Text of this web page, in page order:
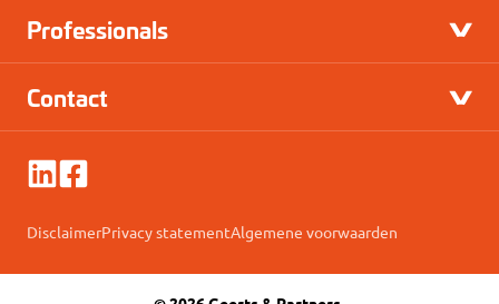
Professionals
Contact
DisclaimerPrivacy statementAlgemene voorwaarden